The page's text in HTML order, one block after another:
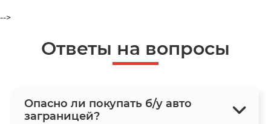
-->
Ответы на вопросы
Опасно ли покупать б/у авто
заграницей?